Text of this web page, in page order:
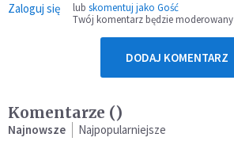
Zaloguj się lub skomentuj jako Gość
Twój komentarz będzie moderowany
DODAJ KOMENTARZ
Komentarze ()
Najnowsze Najpopularniejsze